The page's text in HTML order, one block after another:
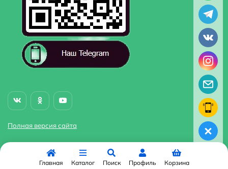
Полная версия сайта
Главная Каталог Поиск Профиль Корзина